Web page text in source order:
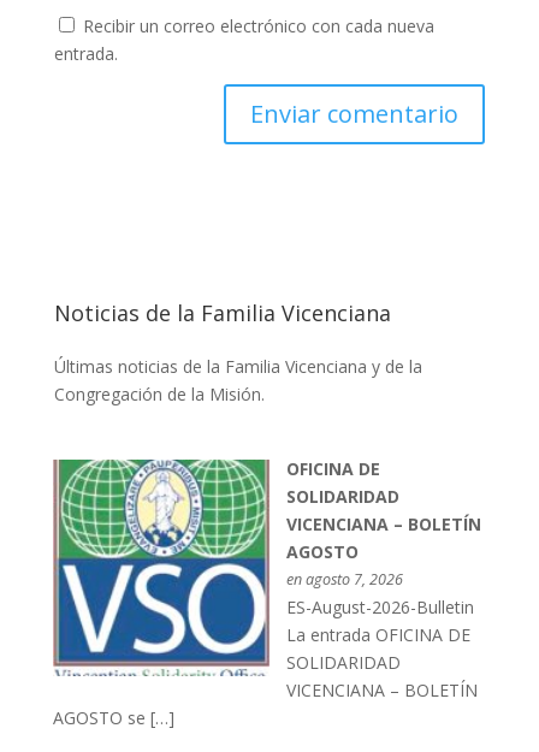
Recibir un correo electrónico con cada nueva
entrada.
Noticias de la Familia Vicenciana
Últimas noticias de la Familia Vicenciana y de la
Congregación de la Misión.
OFICINA DE
SOLIDARIDAD
VICENCIANA – BOLETÍN
AGOSTO
en agosto 7, 2026
ES-August-2026-Bulletin
La entrada OFICINA DE
SOLIDARIDAD
VICENCIANA – BOLETÍN
AGOSTO se […]